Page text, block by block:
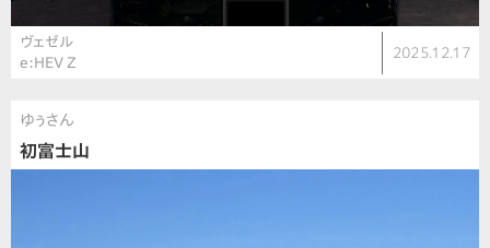
ヴェゼル
e:HEV Z
2025.12.17
ゆぅさん
初富士山